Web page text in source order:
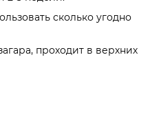
сколько угодно
проходит в верхних